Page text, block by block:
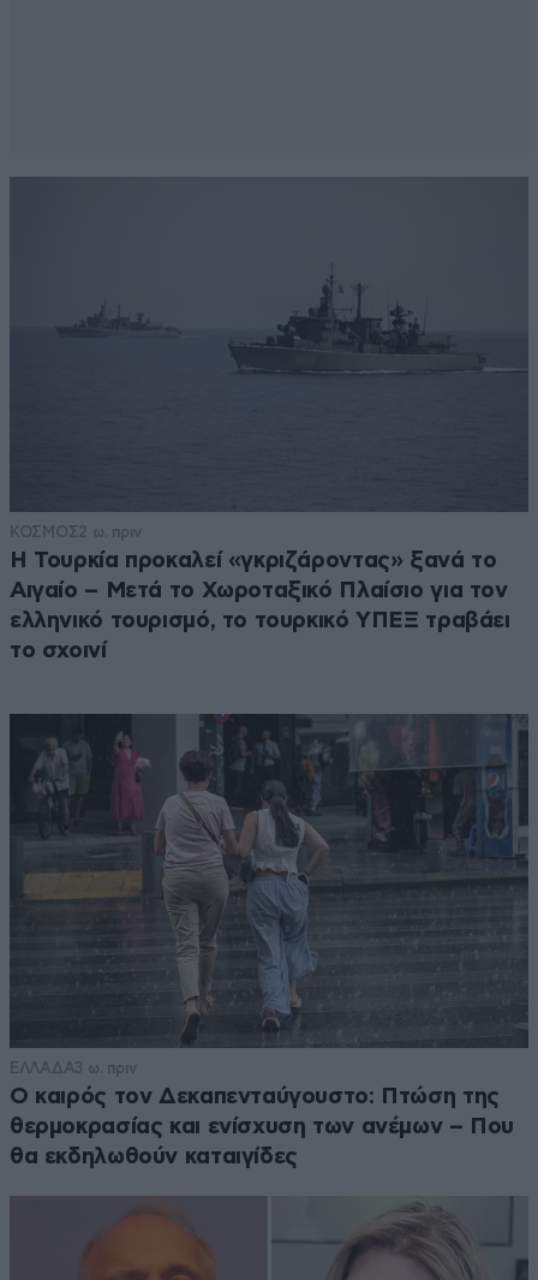
ΚΟΣΜΟΣ2 ω. πριν
Η Τουρκία προκαλεί «γκριζάροντας» ξανά το
Αιγαίο – Μετά το Χωροταξικό Πλαίσιο για τον
ελληνικό τουρισμό, το τουρκικό ΥΠΕΞ τραβάει
το σχοινί
ΕΛΛΑΔΑ3 ω. πριν
Ο καιρός τον Δεκαπενταύγουστο: Πτώση της
θερμοκρασίας και ενίσχυση των ανέμων – Που
θα εκδηλωθούν καταιγίδες